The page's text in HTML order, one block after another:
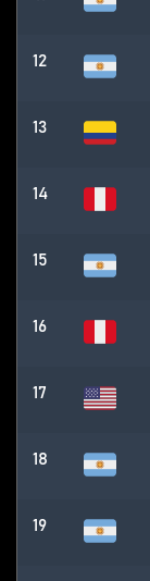
12
13
14
15
16
17
18
19